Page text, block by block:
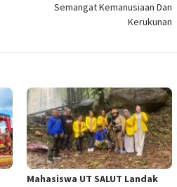
Semangat Kemanusiaan Dan
Kerukunan
Mahasiswa UT SALUT Landak